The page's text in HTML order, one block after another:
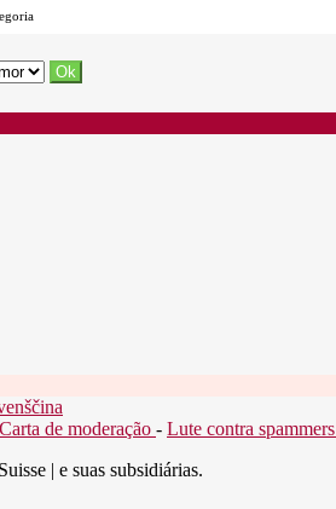
Carta de moderação - Lute contra spammers
| e suas subsidiárias.